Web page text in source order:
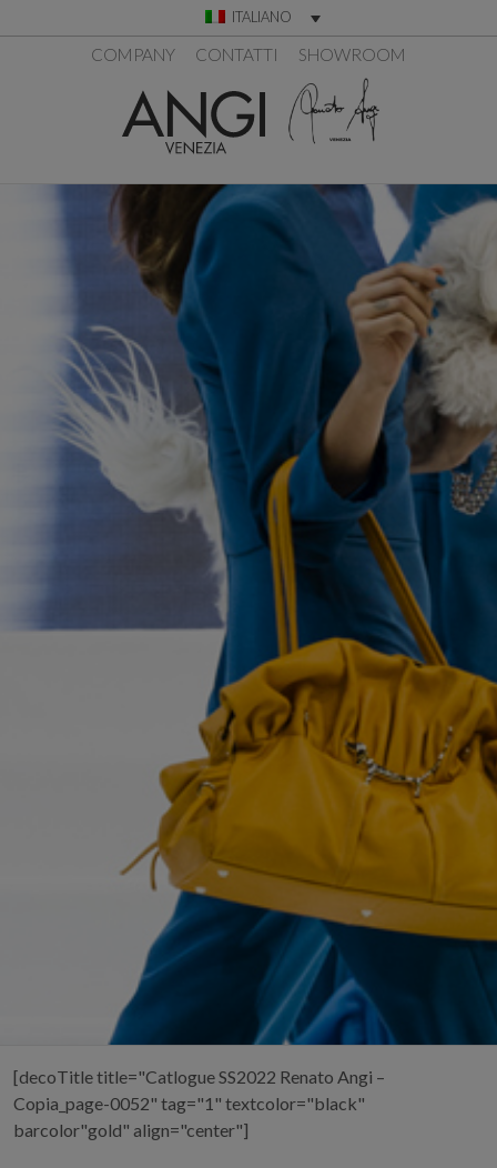
ITALIANO
COMPANY CONTATTI SHOWROOM
[decoTitle title="Catlogue SS2022 Renato Angi –
Copia_page-0052" tag="1" textcolor="black"
barcolor"gold" align="center"]